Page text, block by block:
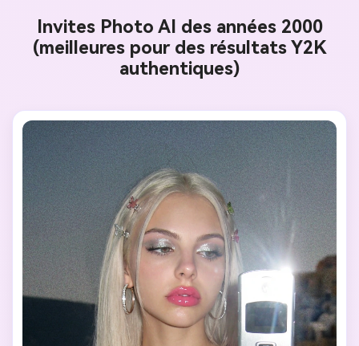
Invites Photo AI des années 2000
(meilleures pour des résultats Y2K
authentiques)